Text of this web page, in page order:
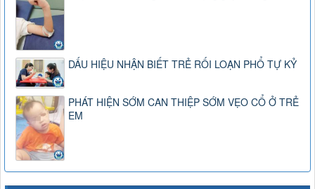
DẤU HIỆU NHẬN BIẾT TRẺ RỐI LOẠN PHỔ TỰ KỶ
PHÁT HIỆN SỚM CAN THIỆP SỚM VẸO CỔ Ở TRẺ
EM